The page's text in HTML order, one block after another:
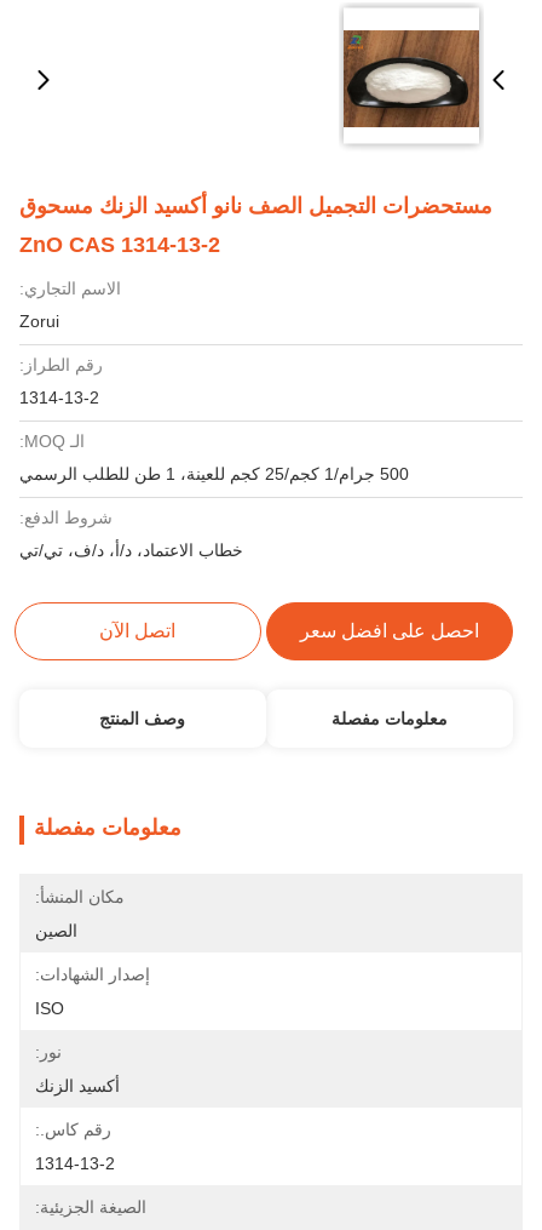
مستحضرات التجميل الصف نانو أكسيد الزنك مسحوق
ZnO CAS 1314-13-2
الاسم التجاري:
Zorui
رقم الطراز:
1314-13-2
الـ MOQ:
500 جرام/1 كجم/25 كجم للعينة، 1 طن للطلب الرسمي
شروط الدفع:
خطاب الاعتماد، د/أ، د/ف، تي/تي
احصل على افضل سعر اتصل الآن
معلومات مفصلة وصف المنتج
معلومات مفصلة
مكان المنشأ:
الصين
إصدار الشهادات:
ISO
نور:
أكسيد الزنك
رقم كاس.:
1314-13-2
الصيغة الجزيئية: